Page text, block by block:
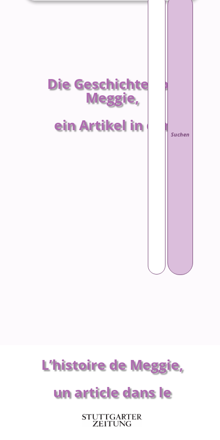
Die Geschichte von
Meggie,
ein Artikel in der
L’histoire de Meggie,
un article dans le